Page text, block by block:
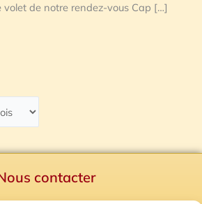
volet de notre rendez-vous Cap […]
contacter